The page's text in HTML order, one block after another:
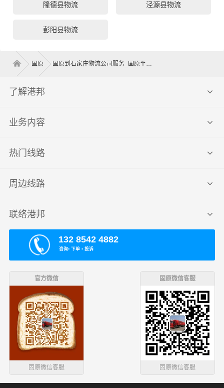
隆德县物流 泾源县物流
彭阳县物流
固原 固原到石家庄物流公司服务_固原至石家庄物流专线高效、安全、可靠的运输
了解港邦
业务内容
热门线路
周边线路
联络港邦
132 8542 4882
咨询▪ 下单 ▪ 投诉
官方微信
固原微信客服
固原微信客服
固原微信客服